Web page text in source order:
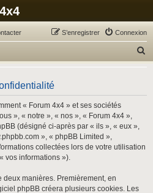
Connexion
S’enregistrer
h
« Forum 4x4 » et ses sociétés
», « notre », « nos », « Forum 4x4 »,
(désigné ci-après par « ils », « eux »,
», « phpBB Limited »,
collectées lors de votre utilisation
vos informations »).
manières. Premièrement, en
phpBB créera plusieurs cookies. Les